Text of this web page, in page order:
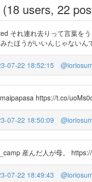
(18 users, 22
それ連れ去りって言葉を
たほうがいいんじゃない
07-22 18:52:15
https://t.co/
07-22 18:50:09
産んだ人が母。
07-22 18:49:43